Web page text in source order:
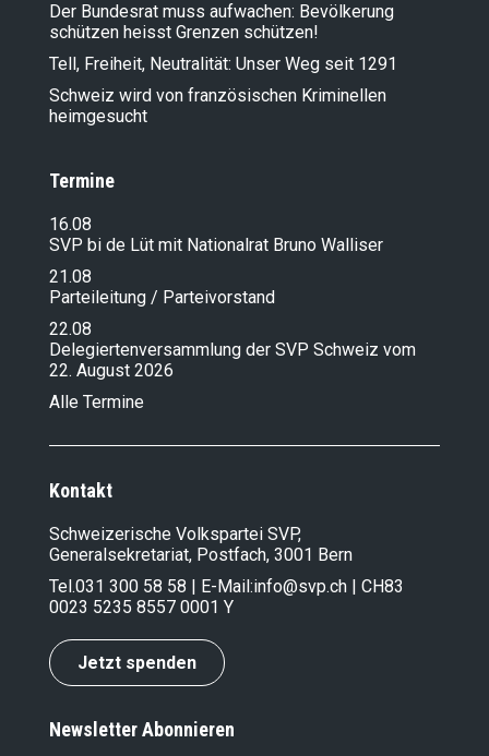
Der Bundesrat muss aufwachen: Bevölkerung
schützen heisst Grenzen schützen!
Tell, Freiheit, Neutralität: Unser Weg seit 1291
Schweiz wird von französischen Kriminellen
heimgesucht
Termine
16.08
SVP bi de Lüt mit Nationalrat Bruno Walliser
21.08
Parteileitung / Parteivorstand
22.08
Delegiertenversammlung der SVP Schweiz vom
22. August 2026
Alle Termine
Kontakt
Schweizerische Volkspartei SVP,
Generalsekretariat, Postfach, 3001 Bern
Tel.031 300 58 58 | E-Mail:info@svp.ch | CH83
0023 5235 8557 0001 Y
Jetzt spenden
Newsletter Abonnieren